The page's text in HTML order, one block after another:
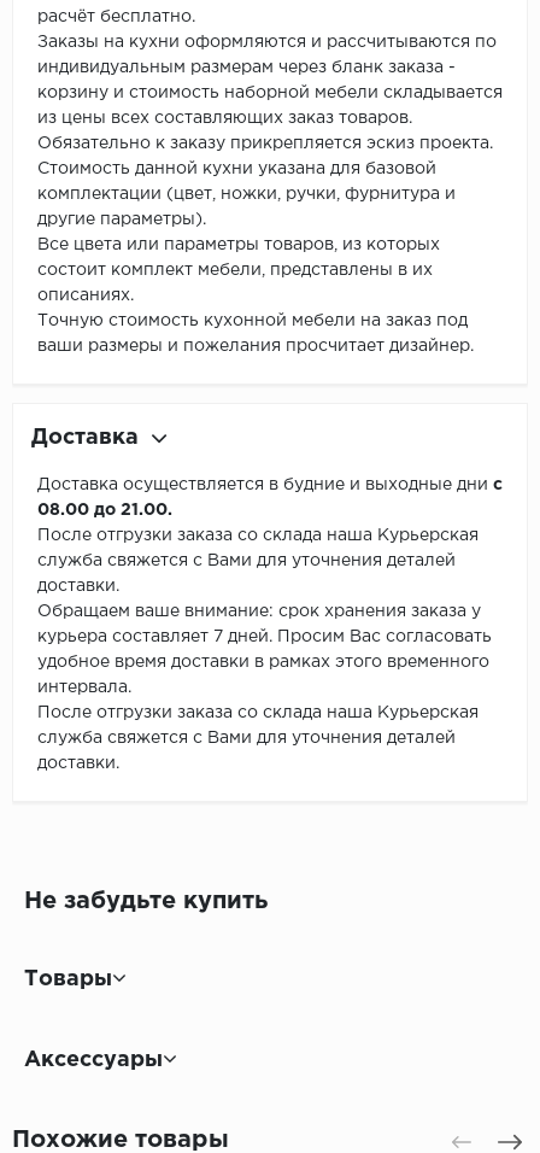
расчёт бесплатно.
Заказы на кухни оформляются и рассчитываются по
индивидуальным размерам через бланк заказа -
корзину и стоимость наборной мебели складывается
из цены всех составляющих заказ товаров.
Обязательно к заказу прикрепляется эскиз проекта.
Стоимость данной кухни указана для базовой
комплектации (цвет, ножки, ручки, фурнитура и
другие параметры).
Все цвета или параметры товаров, из которых
состоит комплект мебели, представлены в их
описаниях.
Точную стоимость кухонной мебели на заказ под
ваши размеры и пожелания просчитает дизайнер.
Доставка
Доставка осуществляется в будние и выходные дни с
08.00 до 21.00.
После отгрузки заказа со склада наша Курьерская
служба свяжется с Вами для уточнения деталей
доставки.
Обращаем ваше внимание: срок хранения заказа у
курьера составляет 7 дней. Просим Вас согласовать
удобное время доставки в рамках этого временного
интервала.
После отгрузки заказа со склада наша Курьерская
служба свяжется с Вами для уточнения деталей
доставки.
Не забудьте купить
Товары
Аксессуары
Похожие товары